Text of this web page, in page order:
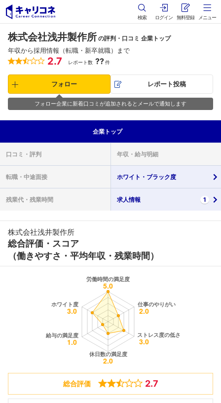
検索 ログイン 無料登録 メニュー
株式会社浅井製作所 の評判・口コミ 企業トップ
年収から採用情報（転職・新卒就職）まで
2.7 レポート数 ??件
フォロー レポート投稿
フォロー企業に新着口コミが追加されるとメールで通知します
企業 トップ
口コミ・ 評判 年収・ 給与明細
転職・ 中途面接 ホワイト・ ブラック度
残業代・ 残業時間 求人情報 1
株式会社浅井製作所
総合評価・スコア
（働きやすさ・平均年収・残業時間）
総合評価 2.7